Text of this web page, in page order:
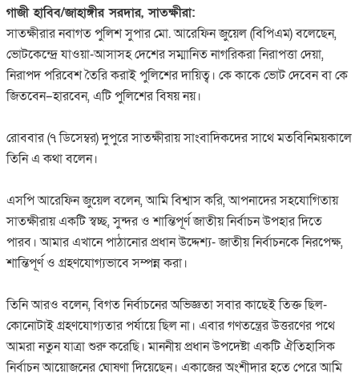
গাজী হাবিব/জাহাঙ্গীর সরদার, সাতক্ষীরা:
সাতক্ষীরার নবাগত পুলিশ সুপার মো. আরেফিন জুয়েল (বিপিএম) বলেছেন,
ভোটকেন্দ্রে যাওয়া-আসাসহ দেশের সম্মানিত নাগরিকরা নিরাপত্তা দেয়া,
নিরাপদ পরিবেশ তৈরি করাই পুলিশের দায়িত্ব। কে কাকে ভোট দেবেন বা কে
জিতবেন–হারবেন, এটি পুলিশের বিষয় নয়।
রোববার (৭ ডিসেম্বর) দুপুরে সাতক্ষীরায় সাংবাদিকদের সাথে মতবিনিময়কালে
তিনি এ কথা বলেন।
এসপি আরেফিন জুয়েল বলেন, আমি বিশ্বাস করি, আপনাদের সহযোগিতায়
সাতক্ষীরায় একটি স্বচ্ছ, সুন্দর ও শান্তিপূর্ণ জাতীয় নির্বাচন উপহার দিতে
পারব। আমার এখানে পাঠানোর প্রধান উদ্দেশ্য- জাতীয় নির্বাচনকে নিরপেক্ষ,
শান্তিপূর্ণ ও গ্রহণযোগ্যভাবে সম্পন্ন করা।
তিনি আরও বলেন, বিগত নির্বাচনের অভিজ্ঞতা সবার কাছেই তিক্ত ছিল-
কোনোটাই গ্রহণযোগ্যতার পর্যায়ে ছিল না। এবার গণতন্ত্রের উত্তরণের পথে
আমরা নতুন যাত্রা শুরু করেছি। মাননীয় প্রধান উপদেষ্টা একটি ঐতিহাসিক
নির্বাচন আয়োজনের ঘোষণা দিয়েছেন। একাজের অংশীদার হতে পেরে আমি